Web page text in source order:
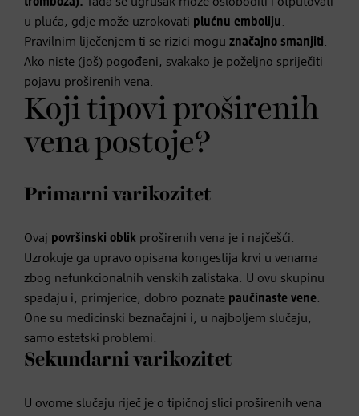
u pluća, gdje može uzrokovati plućnu emboliju.
Pravilnim liječenjem ti se rizici mogu značajno smanjiti.
Ako niste (još) pogođeni, svakako je poželjno spriječiti
pojavu proširenih vena.
Koji tipovi proširenih
vena postoje?
Primarni varikozitet
Ovaj površinski oblik proširenih vena je i najčešći.
Uzrokuje ga upravo opisana kongestija krvi u venama
zbog nefunkcionalnih venskih zalistaka. U ovu skupinu
spadaju i, primjerice, dobro poznate paučinaste vene.
One su medicinski beznačajni i, u najboljem slučaju,
samo estetski problemi.
Sekundarni varikozitet
U ovome slučaju riječ je o tipičnoj slici proširenih vena